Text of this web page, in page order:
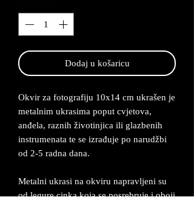
Dodaj u košaricu
Okvir za fotografiju 10x14 cm ukrašen je
metalnim ukrasima poput cvjetova,
anđela, raznih životinjica ili glazbenih
instrumenata te se izrađuje po narudžbi
od 2-5 radna dana.
Metalni ukrasi na okviru napravljeni su
od legure cinka koja se posrebruje i oboji